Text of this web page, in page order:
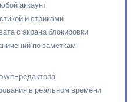
аккаунт
и стриками
с экрана блокировки
по заметкам
редактора
в реальном времени